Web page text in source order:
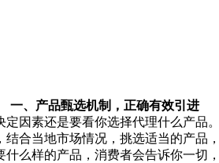
、产品甄选机制，正确有效引进
素还是要看你选择代理什么产品
合当地市场情况，挑选适当的产品
么样的产品，消费者会告诉你一切